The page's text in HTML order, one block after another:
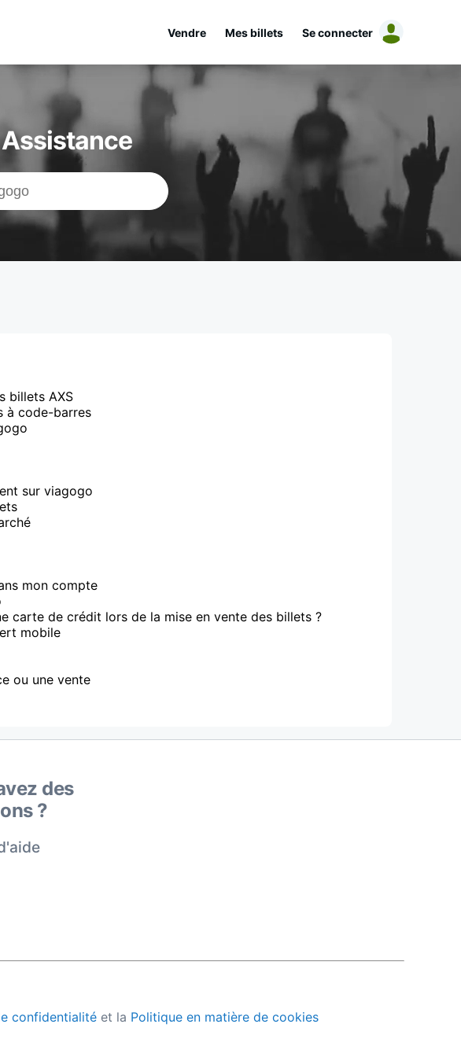
Vendre Mes billets Se connecter
billets AXS
à code-barres
sur viagogo
mon compte
carte de crédit lors de la mise en vente des billets ?
mobile
ou une vente
des
?
confidentialité et la Politique en matière de cookies